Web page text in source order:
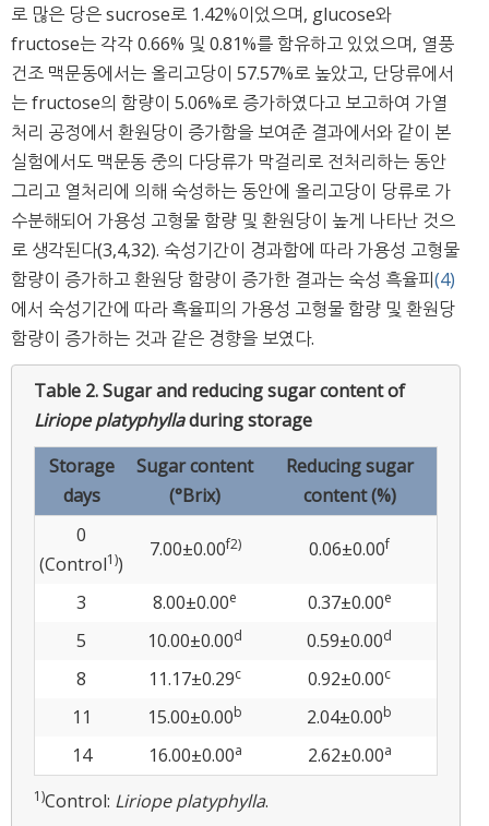
로 많은 당은 sucrose로 1.42%이었으며, glucose와
fructose는 각각 0.66% 및 0.81%를 함유하고 있었으며, 열풍
건조 맥문동에서는 올리고당이 57.57%로 높았고, 단당류에서
는 fructose의 함량이 5.06%로 증가하였다고 보고하여 가열
처리 공정에서 환원당이 증가함을 보여준 결과에서와 같이 본
실험에서도 맥문동 중의 다당류가 막걸리로 전처리하는 동안
그리고 열처리에 의해 숙성하는 동안에 올리고당이 당류로 가
수분해되어 가용성 고형물 함량 및 환원당이 높게 나타난 것으
로 생각된다(3,4,32). 숙성기간이 경과함에 따라 가용성 고형물
함량이 증가하고 환원당 함량이 증가한 결과는 숙성 흑율피(4)
에서 숙성기간에 따라 흑율피의 가용성 고형물 함량 및 환원당
함량이 증가하는 것과 같은 경향을 보였다.
Table 2.Sugar and reducing sugar content of
Liriope platyphylladuring storage
Storage
days
Sugar content
(°Brix)
Reducing sugar
content (%)
0
(Control1))
7.00±0.00f2) 0.06±0.00f
3 8.00±0.00e 0.37±0.00e
5 10.00±0.00d 0.59±0.00d
8 11.17±0.29c 0.92±0.00c
11 15.00±0.00b 2.04±0.00b
14 16.00±0.00a 2.62±0.00a
1)Control: Liriope platyphylla.